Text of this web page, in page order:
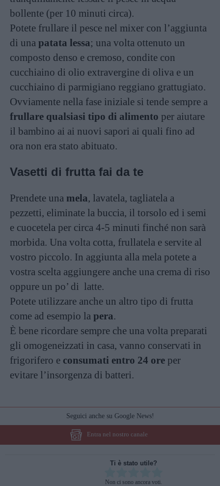
bollente (per 10 minuti circa).
Potete frullare il pesce nel mixer con l’aggiunta
di una patata lessa; una volta ottenuto un
composto denso e cremoso, condite con
cucchiaino di olio extravergine di oliva e un
cucchiaino di parmigiano reggiano grattugiato.
Ovviamente nella fase iniziale si tende sempre a
frullare qualsiasi tipo di alimento per aiutare
il bambino ai ai nuovi sapori ai quali fino ad
ora non era stato abituato.
Vasetti di frutta fai da te
Prendete una mela, lavatela, tagliatela a
pezzetti, eliminate la buccia, il torsolo ed i semi
e cuocetela per circa 4-5 minuti finché non sarà
morbida. Una volta cotta, frullatela e servite al
vostro piccolo. In aggiunta alla mela potete a
vostra scelta aggiungere anche una crema di riso
oppure un po’ di latte.
Potete utilizzare anche un altro tipo di frutta
come ad esempio la pera.
È bene ricordare sempre che una volta preparati
gli omogeneizzati in casa, vanno conservati in
frigorifero e consumati entro 24 ore per
evitare l’insorgenza di batteri.
Seguici anche su Google News!
Entra nel nostro canale
Ti è stato utile?
Non ci sono ancora voti.